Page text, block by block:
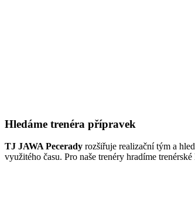
Hledáme trenéra přípravek
TJ JAWA Pecerady rozšiřuje realizační tým a
využitého času. Pro naše trenéry hradíme